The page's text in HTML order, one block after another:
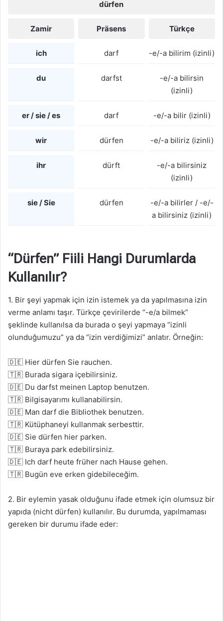
dürfen
Zamir Präsens Türkçe
ich darf -e/-a bilirim (izinli)
du darfst
-e/-a bilirsin
(izinli)
er / sie / es darf -e/-a bilir (izinli)
wir dürfen -e/-a biliriz (izinli)
ihr dürft
-e/-a bilirsiniz
(izinli)
sie / Sie dürfen
-e/-a bilirler / -e/-
a bilirsiniz (izinli)
“Dürfen” Fiili Hangi Durumlarda
Kullanılır?
1. Bir şeyi yapmak için izin istemek ya da yapılmasına izin
verme anlamı taşır. Türkçe çevirilerde “-e/a bilmek”
şeklinde kullanılsa da burada o şeyi yapmaya “izinli
olunduğumuzu” ya da “izin verdiğimizi” anlatır. Örneğin:
🇩🇪 Hier dürfen Sie rauchen.
🇹🇷 Burada sigara içebilirsiniz.
🇩🇪 Du darfst meinen Laptop benutzen.
🇹🇷 Bilgisayarımı kullanabilirsin.
🇩🇪 Man darf die Bibliothek benutzen.
🇹🇷 Kütüphaneyi kullanmak serbesttir.
🇩🇪 Sie dürfen hier parken.
🇹🇷 Buraya park edebilirsiniz.
🇩🇪 Ich darf heute früher nach Hause gehen.
🇹🇷 Bugün eve erken gidebileceğim.
2. Bir eylemin yasak olduğunu ifade etmek için olumsuz bir
yapıda (nicht dürfen) kullanılır. Bu durumda, yapılmaması
gereken bir durumu ifade eder: